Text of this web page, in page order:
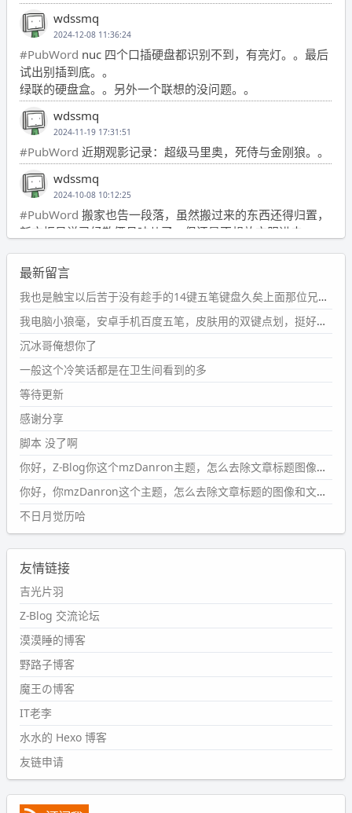
wdssmq
2024-12-08 11:36:24
#PubWord nuc 四个口插硬盘都识别不到，有亮灯。。最后
试出别插到底。。
绿联的硬盘盒。。另外一个联想的没问题。。
wdssmq
2024-11-19 17:31:51
#PubWord 近期观影记录：超级马里奥，死侍与金刚狼。。
wdssmq
2024-10-08 10:12:25
#PubWord 搬家也告一段落，虽然搬过来的东西还得归置，
新衣柜虽说已经散俩月味儿了，但还是不想放衣服进去。
wdssmq
2024-09-23 21:00:49
#PubWord要不我每年汇总整理一次？？碎雨集_沉冰浮水_
第1页https://www.wdssmq.com/tag/%E7%A2%8E%E9%9
B%A8%E9%9B%86/
wdssmq
2024-09-23 20:58:40
#PubWord
条嘟？？？？
wdssmq
2024-09-15 10:32:07
#PubWordVSCode 内 git 操作卡住的时候没办法主动取消
一直是个痛点，一般都是推送或拉取，今天连提交都卡
了。。
wdssmq
2024-09-11 08:45:43
#PubWord
然后天凉了，为了应对踢被子买了睡袋，不知道 1.2 米会不
会略窄。。
wdssmq
2024-09-09 19:43:00
#PubWord
表，21 年 11 月底发现 B 站上线了这部，直到前几天才看
完，还是分两次看的。。接下来有五项是 2019 年的，都是
电影 —— 略长的待办列表。。
最新留言
我也是触宝以后苦于没有趁手的14键五笔键盘久矣上面那位兄台用的百度双键点划布局我也用过很久，那个皮肤做得很粗糙，个别键位的触发区域是错位的，快速打字时很容易出错，修改它的皮肤文件校正后勉强能用，但早年出的皮肤分辨率太低，实在谈不上美观。百度小米定制版的商店里有一个"小黑板"皮肤还不错(百度官方输入法商店里没有)，但那个风格我不喜欢这两天找到了一个叫"森林集"的公众号，开发了海量的皮肤，很多都有14键版本，付费但很便宜，几块钱，终于有自己满意的输入法了搜了一下，这个工作室还是百度的官方合作伙伴，不知道为什么14键作品都不在官方商店上架，难道是百度官方在刻意放弃14键？
我电脑小狼毫，安卓手机百度五笔，皮肤用的双键点划，挺好的。
沉冰哥俺想你了
一般这个冷笑话都是在卫生间看到的多
等待更新
感谢分享
脚本 没了啊
你好，Z-Blog你这个mzDanron主题，怎么去除文章标题图像和文章摘要，仅显示标题，感谢回复！
你好，你mzDanron这个主题，怎么去除文章标题的图像和文章摘要！仅显示标题，感谢回复解决！
不日月觉历哈
友情链接
吉光片羽
Z-Blog 交流论坛
漠漠睡的博客
野路子博客
魔王の博客
IT老李
水水的 Hexo 博客
友链申请